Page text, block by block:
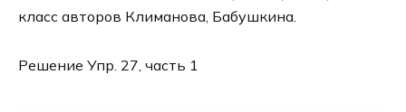
класс авторов Климанова, Бабушкина.
Решение Упр. 27, часть 1